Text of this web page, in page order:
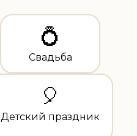
💍
Свадьба
🎈
Детский праздник